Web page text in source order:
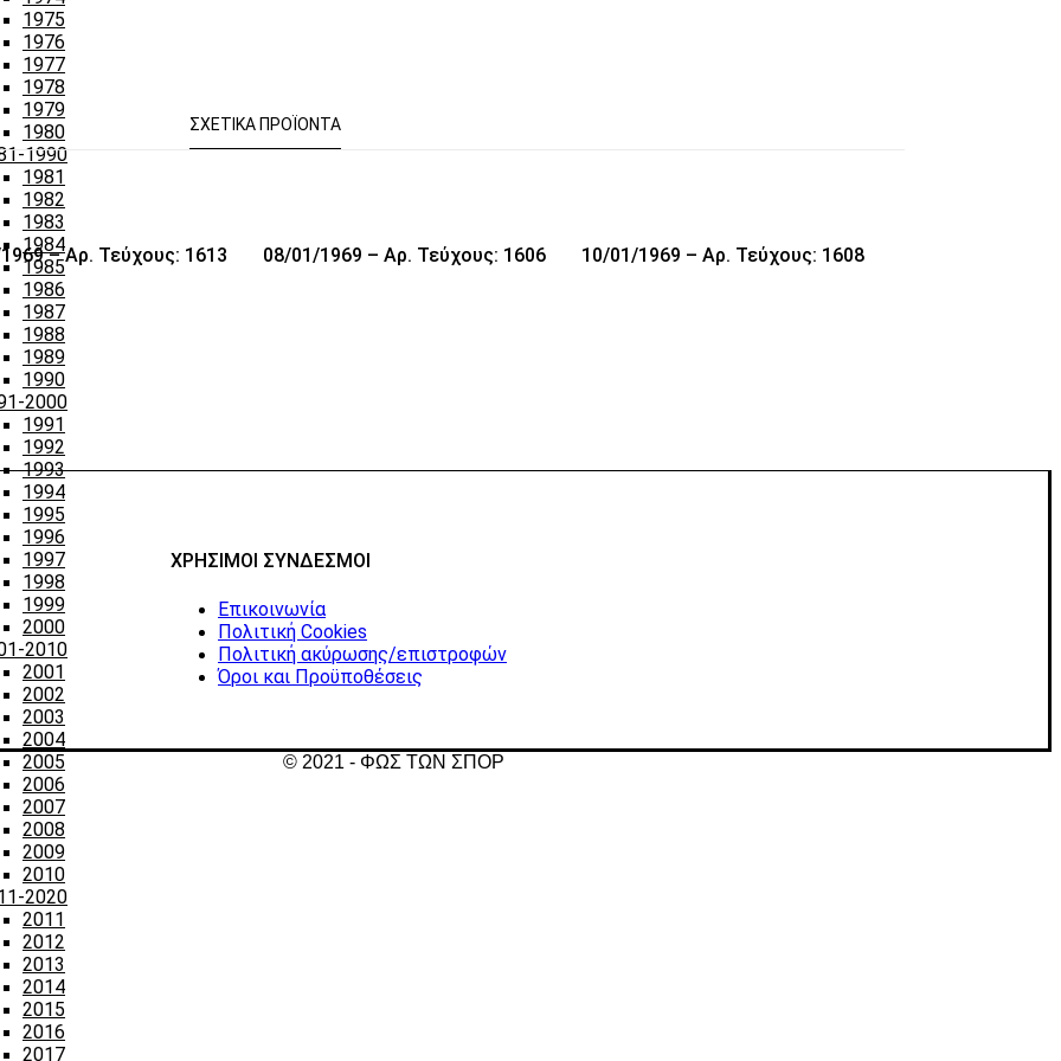
1975
1976
1977
1978
1979
1980
1990
1981
1982
1983
1984
1985
1986
1987
1988
1989
1990
2000
1991
1992
1993
1994
1995
1996
1997
1998
1999
2000
2010
2001
2002
2003
2004
2005
2006
2007
2008
2009
2010
2020
2011
2012
2013
2014
2015
2016
2017
ΣΧΕΤΙΚΆ ΠΡΟΪΌΝΤΑ
– Αρ. Τεύχους: 1613 08/01/1969 – Αρ. Τεύχους: 1606 10/01/1969 – Αρ. Τεύχους: 1608
ΧΡΗΣΙΜΟΙ ΣΥΝΔΕΣΜΟΙ
Επικοινωνία
Πολιτική Cookies
Πολιτική ακύρωσης/επιστροφών
Όροι και Προϋποθέσεις
© 2021 - ΦΩΣ ΤΩΝ ΣΠΟΡ